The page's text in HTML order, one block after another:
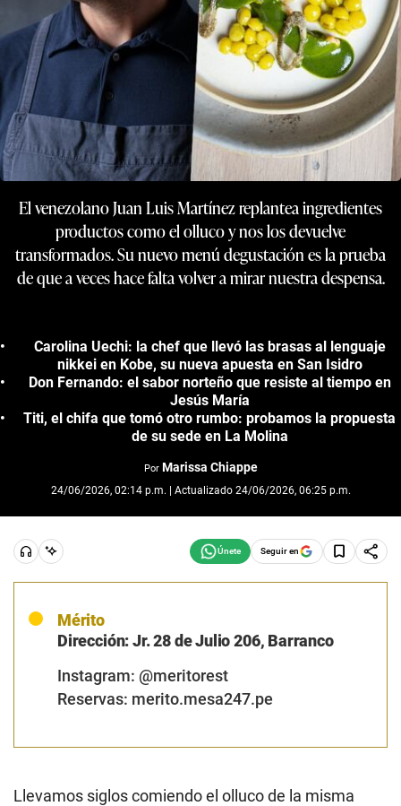
El venezolano Juan Luis Martínez replantea ingredientes
productos como el olluco y nos los devuelve
transformados. Su nuevo menú degustación es la prueba
de que a veces hace falta volver a mirar nuestra despensa.
Carolina Uechi: la chef que llevó las brasas al lenguaje
nikkei en Kobe, su nueva apuesta en San Isidro
Don Fernando: el sabor norteño que resiste al tiempo en
Jesús María
Titi, el chifa que tomó otro rumbo: probamos la propuesta
de su sede en La Molina
Por Marissa Chiappe
24/06/2026, 02:14 p.m. | Actualizado 24/06/2026, 06:25 p.m.
Seguir en
Mérito
Dirección: Jr. 28 de Julio 206, Barranco
Instagram: @meritorest
Reservas: merito.mesa247.pe
Llevamos siglos comiendo el olluco de la misma